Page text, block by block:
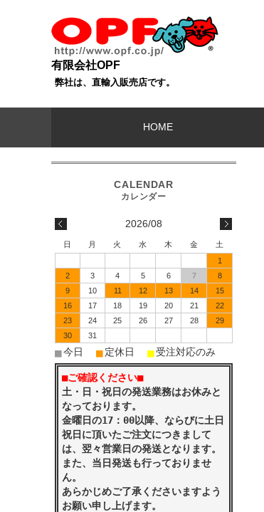
有限会社OPF
弊社は、直輸入販売店です。
HOME
2026/08
日 月 火 水 木 金
土
1
2
3 4 5 6 7
8
9
10 11 12 13 14
15
16
17 18 19 20 21
22
23
24 25 26 27 28
29
30
31
■今日 ■定休日 ■受注対応のみ
■ご確認ください■
土・日・祝日の発送業務はお休みと
なっております。
金曜日の17：00以降、ならびに土日
祝日に頂いたご注文につきまして
は、翌々営業日の発送となります。
また、当日発送も行っておりませ
ん。
あらかじめご了承くださいますよう
お願い申し上げます。